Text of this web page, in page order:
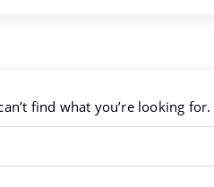
find what you’re looking